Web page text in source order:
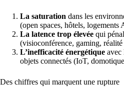
La saturation dans les
(open spaces, hôtels, logements
La latence trop élevée qui
(visioconférence, gaming,
L’inefficacité énergétique avec
objets connectés (IoT,
Des chiffres qui marquent une rupture